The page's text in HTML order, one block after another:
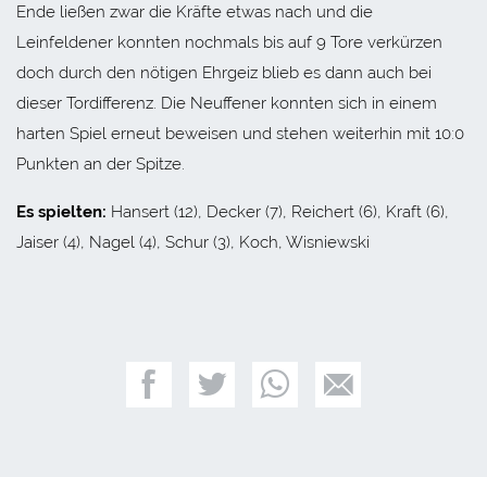
Ende ließen zwar die Kräfte etwas nach und die
Leinfeldener konnten nochmals bis auf 9 Tore verkürzen
doch durch den nötigen Ehrgeiz blieb es dann auch bei
dieser Tordifferenz. Die Neuffener konnten sich in einem
harten Spiel erneut beweisen und stehen weiterhin mit 10:0
Punkten an der Spitze.
Es spielten: Hansert (12), Decker (7), Reichert (6), Kraft (6),
Jaiser (4), Nagel (4), Schur (3), Koch, Wisniewski